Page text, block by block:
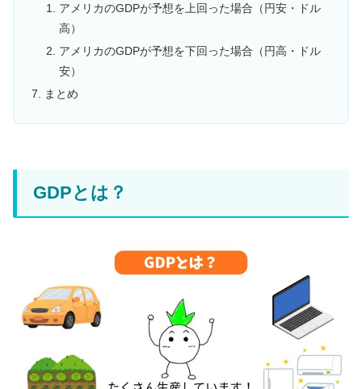
アメリカのGDPが予想を上回った場合（円安・ドル
高）
アメリカのGDPが予想を下回った場合（円高・ドル
安）
まとめ
GDPとは？